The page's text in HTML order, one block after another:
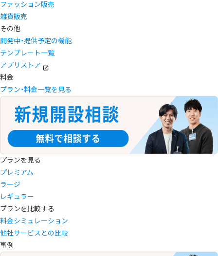
ファッション販売
雑貨販売
その他
開発中・提供予定の機能
テンプレート一覧
アプリストア
料金
プラン・料金一覧を見る
プランを見る
プレミアム
ラージ
レギュラー
プランを比較する
料金シミュレーション
他社サービスとの比較
事例